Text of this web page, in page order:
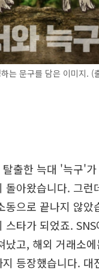
는 문구를 담은 이미지. (
출한 늑대 '늑구'
돌아왔습니다. 그런
동으로 끝나지 않았
스타가 되었죠.
났고, 해외 거래소
등장했습니다. 대